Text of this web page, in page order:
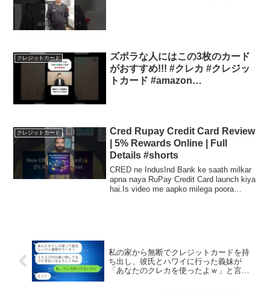
クレジットカード
ズボラな人にはこの3枚のカード
がおすすめ!!! #クレカ #クレジッ
トカード #amazon
クレジットカード
Cred Rupay Credit Card Review
| 5% Rewards Online | Full
Details #shorts
CRED ne IndusInd Bank ke saath milkar
apna naya RuPay Credit Card launch kiya
hai.Is video me aapko milega poora
私の家から無断でクレジットカードを持
ち出し、彼氏とハワイに行った義妹が
「あなたのクレカを使ったよｗ」と言っ